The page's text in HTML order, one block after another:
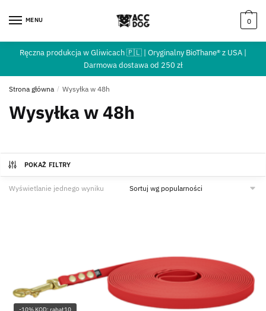
MENU 0
Ręczna produkcja w Gliwicach 🇵🇱 | Oryginalny BioThane® z USA |
Darmowa dostawa od 250 zł
Strona główna / Wysyłka w 48h
Wysyłka w 48h
POKAŻ FILTRY
Wyświetlanie jednego wyniku